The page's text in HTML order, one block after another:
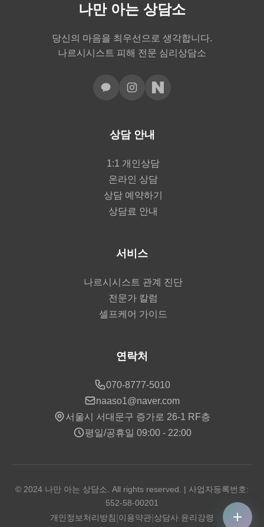
나만 아는 상담소
당신의 마음을 최우선으로 생각합니다.
나르시시스트 피해 전문 심리상담소
상담 안내
1:1 개인상담
온라인 상담
상담 예약하기
상담료 안내
서비스
나르시시스트 관계 진단
전문가 칼럼
셀프케어 가이드
연락처
070-8777-5010
naaso1@naver.com
서울시 서대문구 증가로 26-1 RF층
평일/공휴일 09:00 - 22:00
© 2024 나만 아는 상담소. All rights reserved. | 사업자등록번호:
552-58-00201
개인정보처리방침 이용약관 상담사 윤리강령